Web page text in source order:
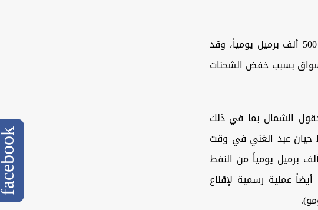
وأدى إغلاق خط الأنابيب إلى توقف صادرات النفط العراقي بنحو 500 ألف برميل يومياً، وقد
بسبب خفض الشحنات
برميل يومياً من حقول الشمال بما في ذلك
حيان عبد الغني في وقت
هذا الشهر إن العراق يخطط لنقل ما لا يقل عن 300 ألف برميل يومياً من النفط
أيضاً عملية رسمية لإقناع